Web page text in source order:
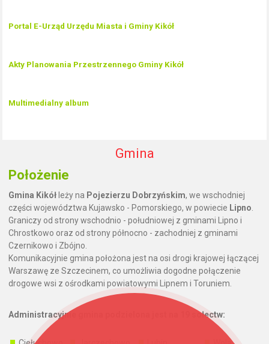
Portal E-Urząd Urzędu Miasta i Gminy Kikół
Akty Planowania Przestrzennego Gminy Kikół
Multimedialny album
Gmina
Położenie
Gmina Kikół leży na Pojezierzu Dobrzyńskim, we wschodniej
części województwa Kujawsko - Pomorskiego, w powiecie Lipno
Graniczy od strony wschodnio - południowej z gminami Lipno i
Chrostkowo oraz od strony północno - zachodniej z gminami
Czernikowo i Zbójno.
Komunikacyjnie gmina położona jest na osi drogi krajowej łączącej
Warszawę ze Szczecinem, co umożliwia dogodne połączenie
drogowe wsi z ośrodkami powiatowymi Lipnem i Toruniem.
Administracyjnie gmina podzielona jest na 19 sołectw: